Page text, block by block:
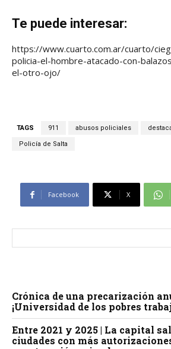
Te puede interesar:
https://www.cuarto.com.ar/cuarto/
policia-el-hombre-atacado-con-
el-otro-ojo/
TAGS 911 abusos policiales
Policía de Salta
Facebook X
Crónica de una precarización
¡Universidad de los pobres
Entre 2021 y 2025 | La capital
ciudades con más